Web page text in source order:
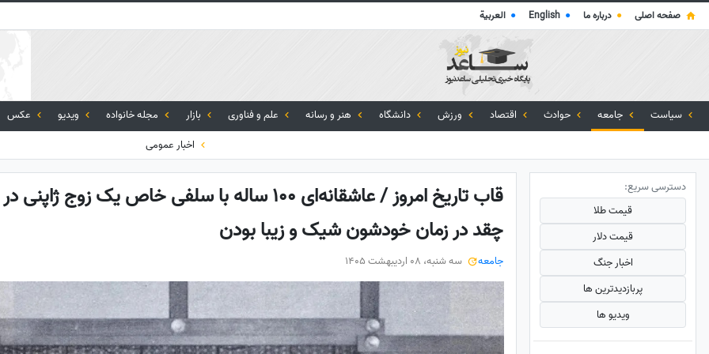
صفحه اصلی ● درباره ما ●
English
● العربية
سیاست جامعه حوادث اقتصاد ورزش دانشگاه هنر و رسانه علم و فناوری بازار مجله خانواده ویدیو عکس
اخبار عمومی
چقد در زمان خودشون شیک و زیبا بودن
جامعه سه شنبه، 08 اردیبهشت 1405
دسترسی سریع:
قیمت طلا
قیمت دلار
اخبار جنگ
پربازدید‌ترین ها
ویدیو ها